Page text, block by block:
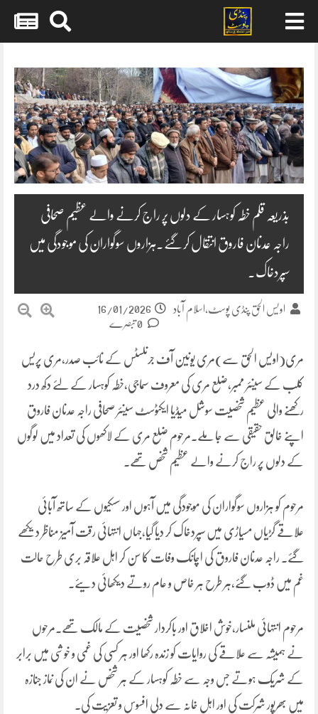
content
بذریعہ قلم خطہ کوہسار کے دلوں پر راج کرنے والے عظیم صحافی
راجہ عدنان فاروق انتقال کرگئے۔ہزاروں سوگواران کی موجودگی میں
سپردخاک۔
اویس الحق پنڈی پوسٹ،اسلام آباد
16/01/2026
مری(اویس الحق سے)مری یونین آف جرنلسٹس کے نائب صدر،مری پریس
کلب کے سینئر ممبر،ضلع مری کی معروف سماجی،خطہ کوہسار کے لئے دکھ درد
رکھنے والی عظیم شخصیت سوشل میڈیا ایکٹوسٹ سینئر صحافی راجہ عدنان فاروق
اپنے خالق حقیقی سے جا ملے۔مرحوم ضلع مری کے لاکھوں کی تعداد میں لوگوں
کے دلوں پر راج کرنے والے عظیم شخص تھے۔
مرحوم کو ہزاروں سوگواران کی موجودگی میں آہوں اور سسکیوں کے ساتھ آبائی
علاقے گڑیاں مسیاڑی میں سپردخاک کر دیا گیا،جہاں انتہائی رقت آمیز مناظر دیکھے
گئے۔ راجہ عدنان فاروق کی اچانک وفات کا سن کر اہل علاقہ بری طرح حالت
غم میں ڈوب گئے،ہر طرح ہر خاص و عام روتے دیکھائی دیئے۔
مرحوم انتہائی ملنسار،خوش اخلاق اور باکردار شخصیت کے مالک تھے۔مرحوں
نے ہمیشہ سے علاقے کی روایات کو زندہ رکھا اور ہر کسی کی غمی و خوشی میں برابر
کے شریک ہوتے جس وجہ سے خطہ کوہسار کے ہر شخص نے ان کی نماز جنازہ
میں بھرپور شرکت کی اور اہل خانہ سے دلی افسوس و تعزیت کی۔